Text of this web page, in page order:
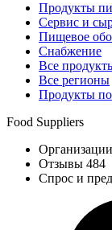
Продукты
Сервис и
Пищевое
Снабжение
Все
Все регионы
Продукты
Food Suppliers
Отзывы 484
Спрос и